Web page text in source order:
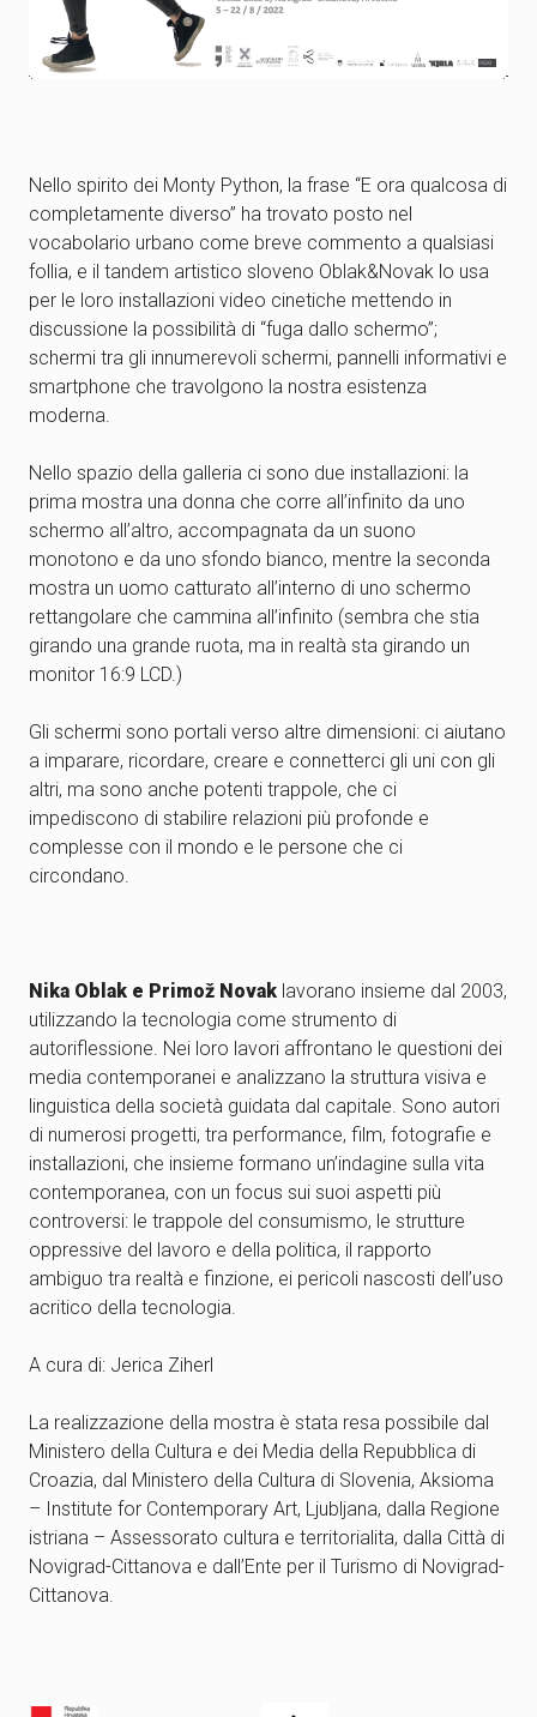
Nello spirito dei Monty Python, la frase “E ora qualcosa di
completamente diverso” ha trovato posto nel
vocabolario urbano come breve commento a qualsiasi
follia, e il tandem artistico sloveno Oblak&Novak lo usa
per le loro installazioni video cinetiche mettendo in
discussione la possibilità di “fuga dallo schermo”;
schermi tra gli innumerevoli schermi, pannelli informativi e
smartphone che travolgono la nostra esistenza
moderna.
Nello spazio della galleria ci sono due installazioni: la
prima mostra una donna che corre all’infinito da uno
schermo all’altro, accompagnata da un suono
monotono e da uno sfondo bianco, mentre la seconda
mostra un uomo catturato all’interno di uno schermo
rettangolare che cammina all’infinito (sembra che stia
girando una grande ruota, ma in realtà sta girando un
monitor 16:9 LCD.)
Gli schermi sono portali verso altre dimensioni: ci aiutano
a imparare, ricordare, creare e connetterci gli uni con gli
altri, ma sono anche potenti trappole, che ci
impediscono di stabilire relazioni più profonde e
complesse con il mondo e le persone che ci
circondano.
Nika Oblak e Primož Novak lavorano insieme dal 2003,
utilizzando la tecnologia come strumento di
autoriflessione. Nei loro lavori affrontano le questioni dei
media contemporanei e analizzano la struttura visiva e
linguistica della società guidata dal capitale. Sono autori
di numerosi progetti, tra performance, film, fotografie e
installazioni, che insieme formano un’indagine sulla vita
contemporanea, con un focus sui suoi aspetti più
controversi: le trappole del consumismo, le strutture
oppressive del lavoro e della politica, il rapporto
ambiguo tra realtà e finzione, ei pericoli nascosti dell’uso
acritico della tecnologia.
A cura di: Jerica Ziherl
La realizzazione della mostra è stata resa possibile dal
Ministero della Cultura e dei Media della Repubblica di
Croazia, dal Ministero della Cultura di Slovenia, Aksioma
– Institute for Contemporary Art, Ljubljana, dalla Regione
istriana – Assessorato cultura e territorialita, dalla Città di
Novigrad-Cittanova e dall’Ente per il Turismo di Novigrad-
Cittanova.